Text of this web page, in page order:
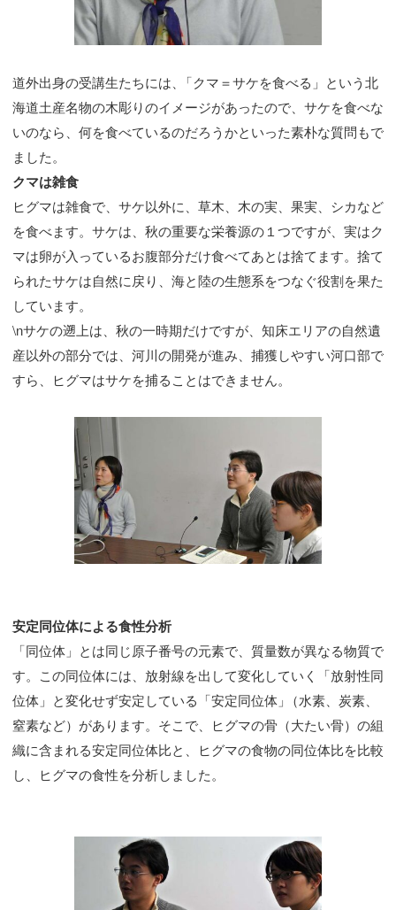
道外出身の受講生たちには、
「クマ＝サケを食べる」という北
海道土産名物の木彫りのイメージがあったので、サケを食べな
いのなら、何を食べているのだろうかといった素朴な質問もで
ました。
クマは雑食
ヒグマは雑食で、サケ以外に、草木、木の実、果実、シカなど
を食べます。サケは、秋の重要な栄養源の１つですが、実はク
マは卵が入っているお腹部分だけ食べてあとは捨てます。捨て
られたサケは自然に戻り、海と陸の生態系をつなぐ役割を果た
しています。
\nサケの遡上は、秋の一時期だけですが、知床エリアの自然遺
産以外の部分では、河川の開発が進み、捕獲しやすい河口部で
すら、ヒグマはサケを捕ることはできません。
安定同位体による食性分析
「同位体」とは同じ原子番号の元素で、質量数が異なる物質で
す。この同位体には、放射線を出して変化していく「放射性同
位体」と変化せず安定している「安定同位体 」 （水素、炭素、
窒素など）があります。そこで、ヒグマの骨（大たい骨）の組
織に含まれる安定同位体比と、ヒグマの食物の同位体比を比較
し、ヒグマの食性を分析しました。